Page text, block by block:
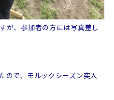
が、参加者の方には写真差し
ので、モルックシーズン突入